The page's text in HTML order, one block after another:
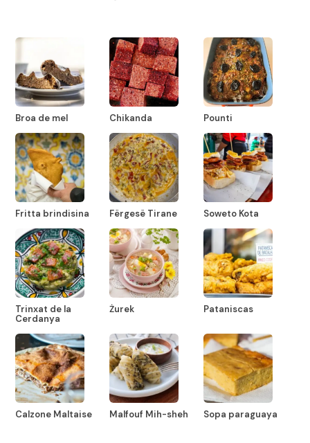
Broa de mel Chikanda Pounti
Fritta brindisina Fërgesë Tirane Soweto Kota
Trinxat de la
Cerdanya
Żurek Pataniscas
Calzone Maltaise Malfouf Mih-sheh Sopa paraguaya